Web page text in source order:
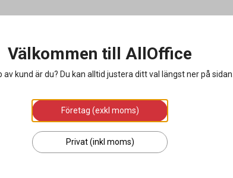
Välkommen till AllOffice
av kund är du? Du kan alltid justera ditt val längst ner på
Företag (exkl moms)
Privat (inkl moms)